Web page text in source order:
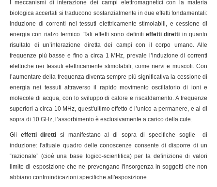
I meccanismi di interazione dei campi elettromagnetici con la materia
biologica accertati si traducono sostanzialmente in due effetti fondamentali:
induzione di correnti nei tessuti elettricamente stimolabili, e cessione di
energia con rialzo termico. Tali effetti sono definiti effetti diretti in quanto
risultato di un’interazione diretta dei campi con il corpo umano. Alle
frequenze più basse e fino a circa 1 MHz, prevale l’induzione di correnti
elettriche nei tessuti elettricamente stimolabili, come nervi e muscoli. Con
l’aumentare della frequenza diventa sempre più significativa la cessione di
energia nei tessuti attraverso il rapido movimento oscillatorio di ioni e
molecole di acqua, con lo sviluppo di calore e riscaldamento. A frequenze
superiori a circa 10 MHz, quest’ultimo effetto è l’unico a permanere, e al di
sopra di 10 GHz, l’assorbimento è esclusivamente a carico della cute.
Gli effetti direttisi manifestano al di sopra di specifiche soglie di
induzione: l'attuale quadro delle conoscenze consente di disporre di un
“razionale” (cioè una base logico-scientifica) per la definizione di valori
limite di esposizione che ne prevengano l'insorgenza in soggetti che non
abbiano controindicazioni specifiche all'esposizione.